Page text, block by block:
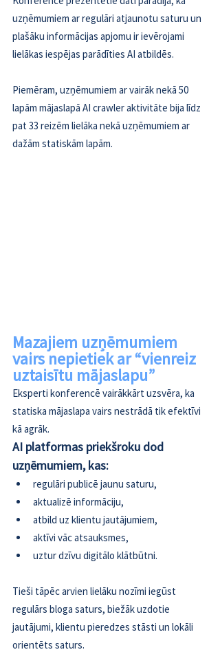
uzņēmumiem ar regulāri atjaunotu saturu un
plašāku informācijas apjomu ir ievērojami
lielākas iespējas parādīties AI atbildēs.
Piemēram, uzņēmumiem ar vairāk nekā 50
lapām mājaslapā AI crawler aktivitāte bija līdz
pat 33 reizēm lielāka nekā uzņēmumiem ar
dažām statiskām lapām.
Mazajiem uzņēmumiem
vairs nepietiek ar “vienreiz
uztaisītu mājaslapu”
Eksperti konferencē vairākkārt uzsvēra, ka
statiska mājaslapa vairs nestrādā tik efektīvi
kā agrāk.
AI platformas priekšroku dod
uzņēmumiem, kas:
regulāri publicē jaunu saturu,
aktualizē informāciju,
atbild uz klientu jautājumiem,
aktīvi vāc atsauksmes,
uztur dzīvu digitālo klātbūtni.
Tieši tāpēc arvien lielāku nozīmi iegūst
regulārs bloga saturs, biežāk uzdotie
jautājumi, klientu pieredzes stāsti un lokāli
orientēts saturs.